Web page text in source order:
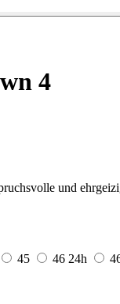
4
und
45 46 24h